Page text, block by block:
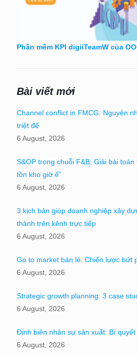
Phần mềm KPI digiiTeamW của
Bài viết mới
Channel conflict in FMCG: Nguyên
triệt để
6 August, 2026
S&OP trong chuỗi F&B: Giải bài
tồn kho giờ ế”
6 August, 2026
3 kịch bản giúp doanh nghiệp xây
thành trên kênh trực tiếp
6 August, 2026
Go to market bán lẻ: Chiến lược bứt
6 August, 2026
Strategic growth planning: 3 case
6 August, 2026
Định biên nhân sự sản xuất: Bí
6 August, 2026